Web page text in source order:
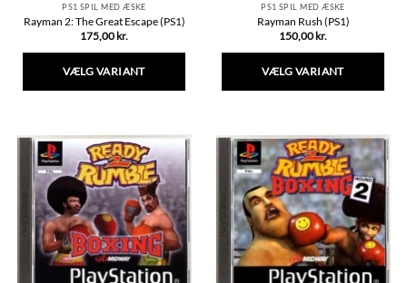
PS1 SPIL MED ÆSKE
Rayman 2: The Great Escape (PS1)
175,00 kr.
VÆLG VARIANT
har
flere
varianter.
Mulighederne
kan
vælges
på
varesiden
PS1 SPIL MED ÆSKE
Rayman Rush (PS1)
150,00 kr.
VÆLG VARIANT
har
flere
varianter.
Mulighederne
kan
vælges
på
varesiden